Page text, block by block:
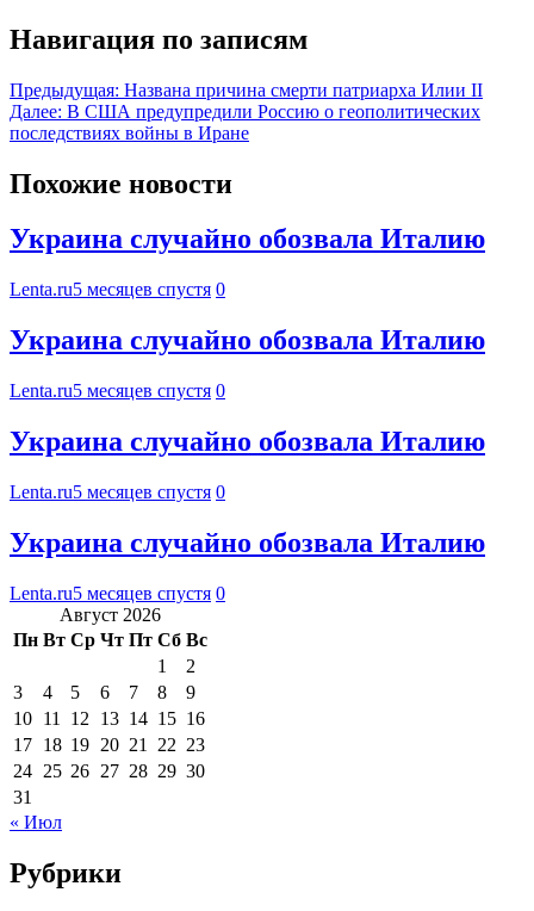
Навигация по записям
Предыдущая: Названа причина смерти патриарха Илии II
Далее: В США предупредили Россию о геополитических
последствиях войны в Иране
Похожие новости
Украина случайно обозвала Италию
Lenta.ru5 месяцев спустя 0
Украина случайно обозвала Италию
Lenta.ru5 месяцев спустя 0
Украина случайно обозвала Италию
Lenta.ru5 месяцев спустя 0
Украина случайно обозвала Италию
Lenta.ru5 месяцев спустя 0
Август 2026
Пн Вт Ср Чт Пт Сб Вс
1
2
3
4 5 6 7 8
9
10 11 12 13 14 15 16
17 18 19 20 21 22 23
24 25 26 27 28 29 30
31
« Июл
Рубрики